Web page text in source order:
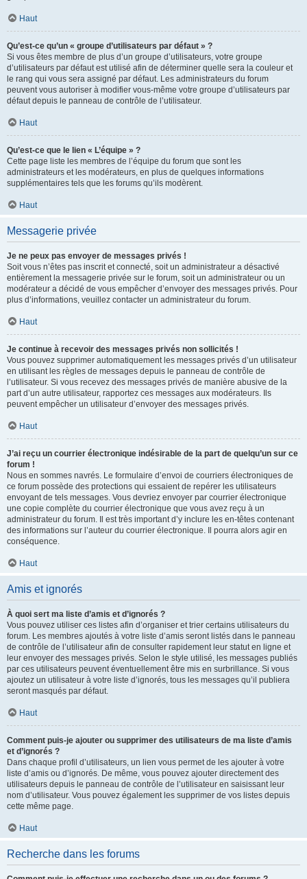
Haut
Qu’est-ce qu’un « groupe d’utilisateurs par défaut » ?
Si vous êtes membre de plus d’un groupe d’utilisateurs, votre groupe
d’utilisateurs par défaut est utilisé afin de déterminer quelle sera la couleur et
le rang qui vous sera assigné par défaut. Les administrateurs du forum
peuvent vous autoriser à modifier vous-même votre groupe d’utilisateurs par
défaut depuis le panneau de contrôle de l’utilisateur.
Haut
Qu’est-ce que le lien « L’équipe » ?
Cette page liste les membres de l’équipe du forum que sont les
administrateurs et les modérateurs, en plus de quelques informations
supplémentaires tels que les forums qu’ils modèrent.
Haut
Messagerie privée
Je ne peux pas envoyer de messages privés !
Soit vous n’êtes pas inscrit et connecté, soit un administrateur a désactivé
entièrement la messagerie privée sur le forum, soit un administrateur ou un
modérateur a décidé de vous empêcher d’envoyer des messages privés. Pour
plus d’informations, veuillez contacter un administrateur du forum.
Haut
Je continue à recevoir des messages privés non sollicités !
Vous pouvez supprimer automatiquement les messages privés d’un utilisateur
en utilisant les règles de messages depuis le panneau de contrôle de
l’utilisateur. Si vous recevez des messages privés de manière abusive de la
part d’un autre utilisateur, rapportez ces messages aux modérateurs. Ils
peuvent empêcher un utilisateur d’envoyer des messages privés.
Haut
J’ai reçu un courrier électronique indésirable de la part de quelqu’un sur ce
forum !
Nous en sommes navrés. Le formulaire d’envoi de courriers électroniques de
ce forum possède des protections qui essaient de repérer les utilisateurs
envoyant de tels messages. Vous devriez envoyer par courrier électronique
une copie complète du courrier électronique que vous avez reçu à un
administrateur du forum. Il est très important d’y inclure les en-têtes contenant
des informations sur l’auteur du courrier électronique. Il pourra alors agir en
conséquence.
Haut
Amis et ignorés
À quoi sert ma liste d’amis et d’ignorés ?
Vous pouvez utiliser ces listes afin d’organiser et trier certains utilisateurs du
forum. Les membres ajoutés à votre liste d’amis seront listés dans le panneau
de contrôle de l’utilisateur afin de consulter rapidement leur statut en ligne et
leur envoyer des messages privés. Selon le style utilisé, les messages publiés
par ces utilisateurs peuvent éventuellement être mis en surbrillance. Si vous
ajoutez un utilisateur à votre liste d’ignorés, tous les messages qu’il publiera
seront masqués par défaut.
Haut
Comment puis-je ajouter ou supprimer des utilisateurs de ma liste d’amis
et d’ignorés ?
Dans chaque profil d’utilisateurs, un lien vous permet de les ajouter à votre
liste d’amis ou d’ignorés. De même, vous pouvez ajouter directement des
utilisateurs depuis le panneau de contrôle de l’utilisateur en saisissant leur
nom d’utilisateur. Vous pouvez également les supprimer de vos listes depuis
cette même page.
Haut
Recherche dans les forums